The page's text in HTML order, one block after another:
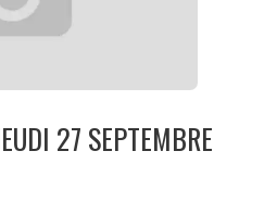
27 SEPTEMBRE